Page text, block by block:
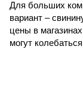
Для больших
вариант –
цены в
могут